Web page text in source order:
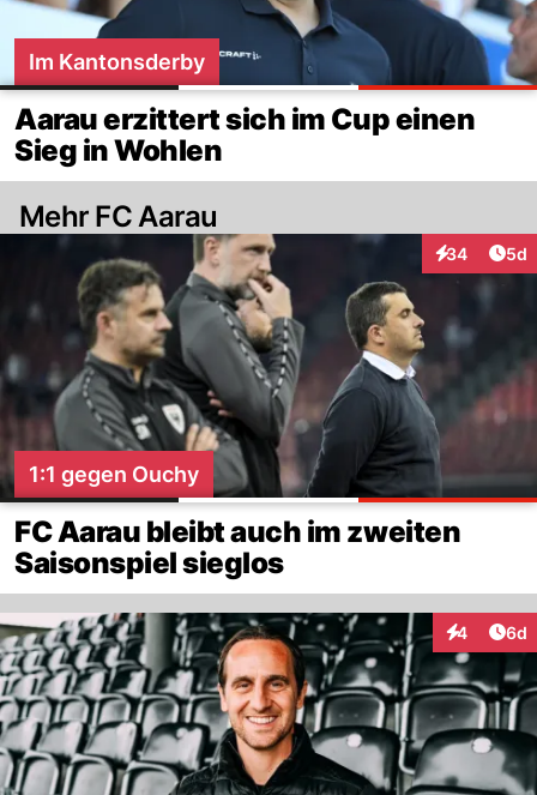
Im Kantonsderby
Aarau erzittert sich im Cup einen
Sieg in Wohlen
Mehr FC Aarau
34
Interaktionen
5d
1:1 gegen Ouchy
FC Aarau bleibt auch im zweiten
Saisonspiel sieglos
4 6d